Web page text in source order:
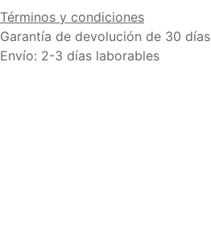
Términos y condiciones
Garantía de devolución de 30 días
Envío: 2-3 días laborables